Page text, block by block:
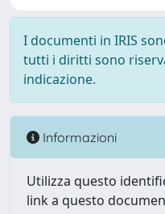
I documenti in IRIS
tutti i diritti sono
indicazione.
Informazioni
Utilizza questo
link a questo